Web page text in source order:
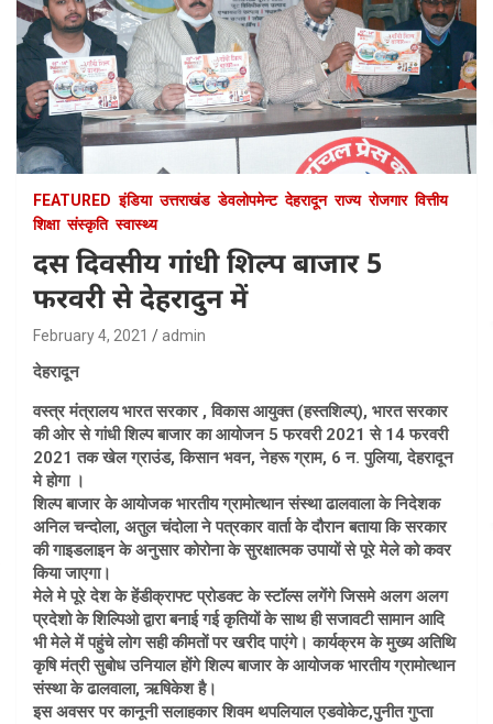
FEATURED इंडिया उत्तराखंड डेवलोपमेन्ट देहरादून राज्य रोजगार वित्तीय
शिक्षा संस्कृति स्वास्थ्य
दस दिवसीय गांधी शिल्प बाजार 5
फरवरी से देहरादुन में
February 4, 2021 admin
देहरादून
वस्त्र मंत्रालय भारत सरकार , विकास आयुक्त (हस्तशिल्प्), भारत सरकार
की ओर से गांधी शिल्प बाजार का आयोजन 5 फरवरी 2021 से 14 फरवरी
2021 तक खेल ग्राउंड, किसान भवन, नेहरू ग्राम, 6 न. पुलिया, देहरादून
मे होगा ।
शिल्प बाजार के आयोजक भारतीय ग्रामोत्थान संस्था ढालवाला के निदेशक
अनिल चन्दोला, अतुल चंदोला ने पत्रकार वार्ता के दौरान बताया कि सरकार
की गाइडलाइन के अनुसार कोरोना के सुरक्षात्मक उपायों से पूरे मेले को कवर
किया जाएगा।
मेले मे पूरे देश के हेंडीक्राफ्ट प्रोडक्ट के स्टॉल्स लगेंगे जिसमे अलग अलग
प्रदेशो के शिल्पिओ द्वारा बनाई गई कृतियों के साथ ही सजावटी सामान आदि
भी मेले में पहुंचे लोग सही कीमतों पर खरीद पाएंगे। कार्यक्रम के मुख्य अतिथि
कृषि मंत्री सुबोध उनियाल होंगे शिल्प बाजार के आयोजक भारतीय ग्रामोत्थान
संस्था के ढालवाला, ऋषिकेश है।
इस अवसर पर कानूनी सलाहकार शिवम थपलियाल एडवोकेट,पुनीत गुप्ता